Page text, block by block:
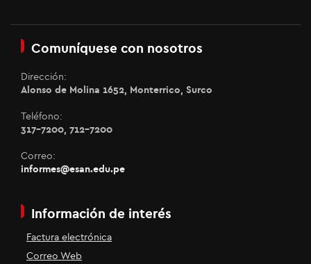
Comuníquese con nosotros
Dirección:
Alonso de Molina 1652, Monterrico, Surco
Teléfono:
317-7200, 712-7200
Correo:
informes@esan.edu.pe
Información de interés
Factura electrónica
Correo Web